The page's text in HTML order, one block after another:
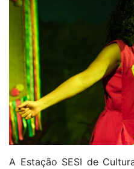
A Estação SESI de